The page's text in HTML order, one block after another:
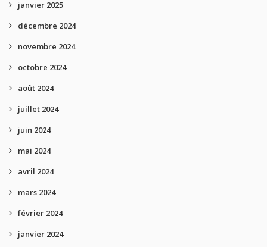
janvier 2025
décembre 2024
novembre 2024
octobre 2024
août 2024
juillet 2024
juin 2024
mai 2024
avril 2024
mars 2024
février 2024
janvier 2024